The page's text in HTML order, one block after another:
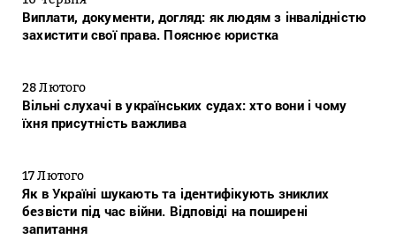
Виплати, документи, догляд: як людям з інвалідністю
захистити свої права. Пояснює юристка
28 Лютого
Вільні слухачі в українських судах: хто вони і чому
їхня присутність важлива
17 Лютого
Як в Україні шукають та ідентифікують зниклих
безвісти під час війни. Відповіді на поширені
запитання